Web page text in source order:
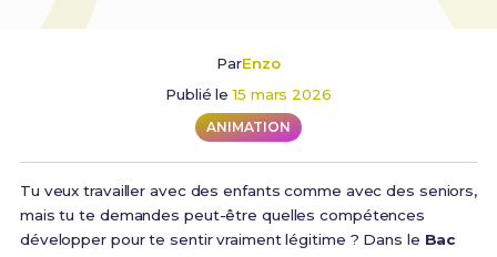
ParEnzo
Publié le15 mars 2026
ANIMATION
Tu veux travailler avec des enfants comme avec des seniors,
mais tu te demandes peut-être quelles compétences
développer pour te sentir vraiment légitime ? Dans le Bac